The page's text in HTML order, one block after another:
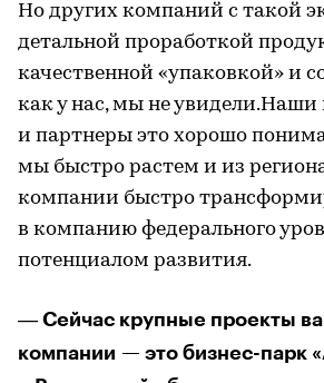
Но других компаний с такой
детальной проработкой
качественной «упаковкой» и
как у нас, мы не
и партнеры это хорошо
мы быстро растем и из
компании быстро
в компанию федерального
потенциалом развития.
— Сейчас крупные проекты
компании — это бизнес-парк